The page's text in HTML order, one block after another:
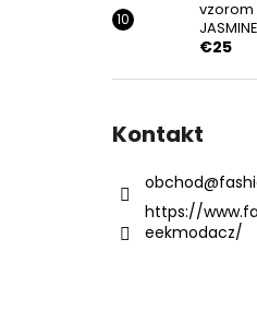
vzorom
JASMINE
€25
Kontakt
obchod@
https://
eekmodacz/